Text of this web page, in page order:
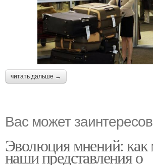
читать дальше →
Вас может
Эволюция мнений: как
наши представления о